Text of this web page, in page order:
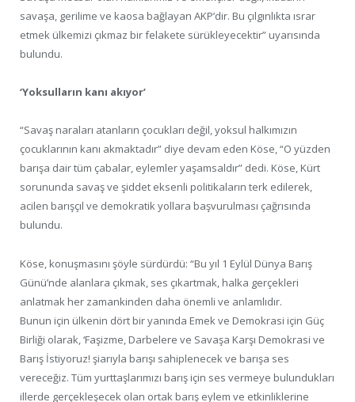
savaşa, gerilime ve kaosa bağlayan AKP’dir. Bu çılgınlıkta ısrar
etmek ülkemizi çıkmaz bir felakete sürükleyecektir” uyarısında
bulundu.
‘Yoksulların kanı akıyor’
“Savaş naraları atanların çocukları değil, yoksul halkımızın
çocuklarının kanı akmaktadır” diye devam eden Köse, “O yüzden
barışa dair tüm çabalar, eylemler yaşamsaldır” dedi. Köse, Kürt
sorununda savaş ve şiddet eksenli politikaların terk edilerek,
acilen barışçıl ve demokratik yollara başvurulması çağrısında
bulundu.
Köse, konuşmasını şöyle sürdürdü: “Bu yıl 1 Eylül Dünya Barış
Günü’nde alanlara çıkmak, ses çıkartmak, halka gerçekleri
anlatmak her zamankinden daha önemli ve anlamlıdır.
Bunun için ülkenin dört bir yanında Emek ve Demokrasi için Güç
Birliği olarak, ‘Faşizme, Darbelere ve Savaşa Karşı Demokrasi ve
Barış İstiyoruz! şiarıyla barışı sahiplenecek ve barışa ses
vereceğiz. Tüm yurttaşlarımızı barış için ses vermeye bulundukları
illerde gerçekleşecek olan ortak barış eylem ve etkinliklerine